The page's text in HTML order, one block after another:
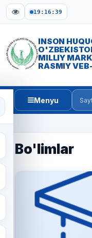
19:16:39
INSON
MILLIY
RASMIY
Menyu
Bo'limlar